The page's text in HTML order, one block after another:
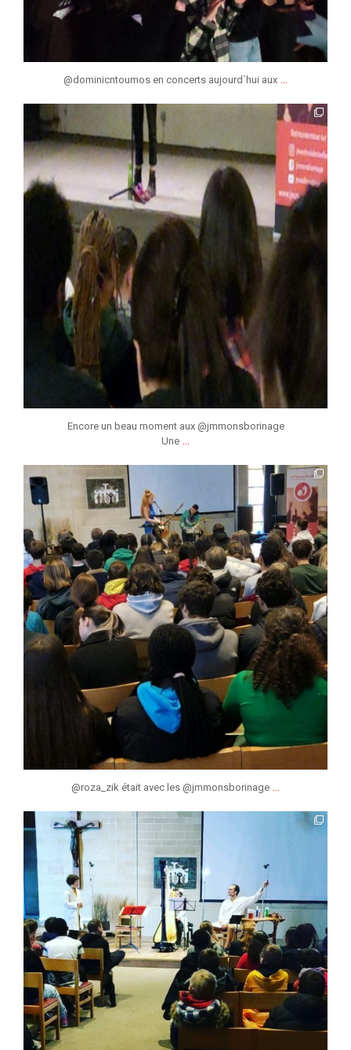
@dominicntoumos en concerts aujourd`hui aux ...
jmmonsborinage
Encore un beau moment aux @jmmonsborinage
Une ...
@roza_zik était avec les @jmmonsborinage ...
jmmonsborinage